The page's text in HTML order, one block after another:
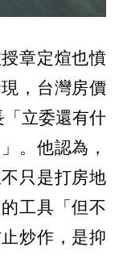
章定煊也憤
，台灣房價
立委還有什
。他認為，
只是打房地
工具「但不
炒作，是抑